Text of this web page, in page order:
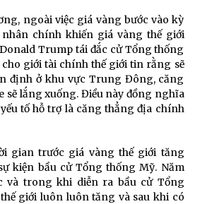
ngoài việc giá vàng bước vào kỳ
chính khiến giá vàng thế giới
Trump tái đắc cử Tổng thống
cho giới tài chính thế giới tin rằng sẽ
định ở khu vực Trung Đông, căng
sẽ lắng xuống. Điều này đồng nghĩa
tố hỗ trợ là căng thẳng địa chính
gian trước giá vàng thế giới tăng
kiện bầu cử Tổng thống Mỹ. Năm
và trong khi diễn ra bầu cử Tổng
giới luôn luôn tăng và sau khi có